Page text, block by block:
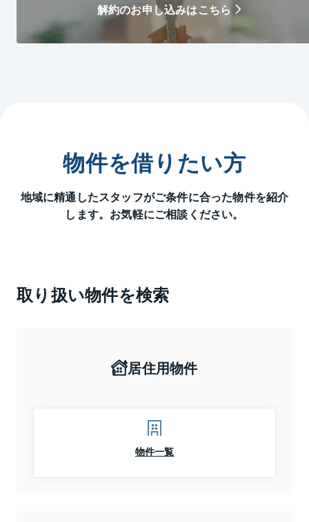
解約のお申し込みはこちら
物件を借りたい方
地域に精通したスタッフがご条件に合った物件を紹介
します。お気軽にご相談ください。
取り扱い物件を検索
居住用物件
物件一覧